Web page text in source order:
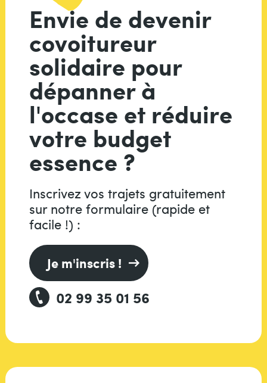
Envie de devenir
covoitureur
solidaire pour
dépanner à
l'occase et réduire
votre budget
essence ?
Inscrivez vos trajets gratuitement
sur notre formulaire (rapide et
facile !) :
Je m'inscris !
02 99 35 01 56